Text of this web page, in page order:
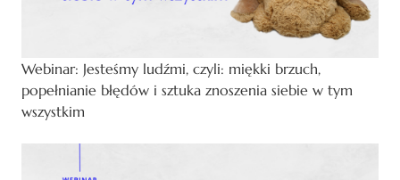
Webinar: Jesteśmy ludźmi, czyli: miękki brzuch,
popełnianie błędów i sztuka znoszenia siebie w tym
wszystkim